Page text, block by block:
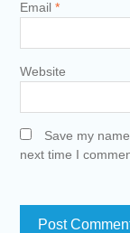
Email *
Website
Save my
next time I